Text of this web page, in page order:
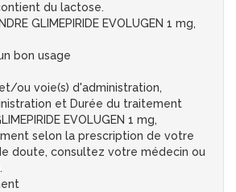
du lactose.
GLIMEPIRIDE EVOLUGEN 1 mg,
bon usage
ou voie(s) d'administration,
et Durée du traitement
EVOLUGEN 1 mg,
selon la prescription de votre
doute, consultez votre médecin ou